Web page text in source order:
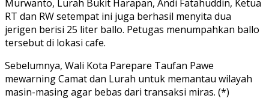
Murwanto, Lurah Bukit Harapan, Andi Fatahuddin, Ketua
RT dan RW setempat ini juga berhasil menyita dua
jerigen berisi 25 liter ballo. Petugas menumpahkan ballo
tersebut di lokasi cafe.
Sebelumnya, Wali Kota Parepare Taufan Pawe
mewarning Camat dan Lurah untuk memantau wilayah
masin-masing agar bebas dari transaksi miras. (*)